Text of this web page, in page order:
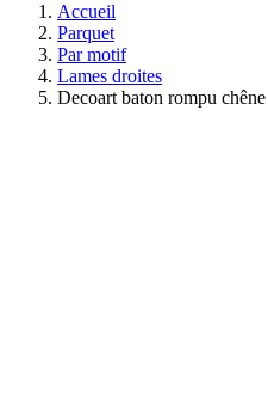
Accueil
Parquet
Par motif
Lames droites
Decoart baton rompu